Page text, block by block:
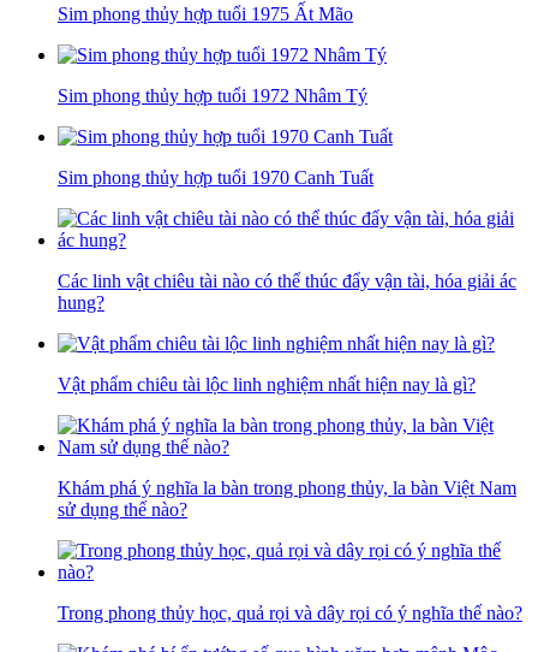
Sim phong thủy hợp tuổi 1975 Ất Mão
Sim phong thủy hợp tuổi 1972 Nhâm Tý
Sim phong thủy hợp tuổi 1970 Canh Tuất
Các linh vật chiêu tài nào có thể thúc đẩy vận tài, hóa giải ác
hung?
Vật phẩm chiêu tài lộc linh nghiệm nhất hiện nay là gì?
Khám phá ý nghĩa la bàn trong phong thủy, la bàn Việt Nam
sử dụng thế nào?
Trong phong thủy học, quả rọi và dây rọi có ý nghĩa thế nào?